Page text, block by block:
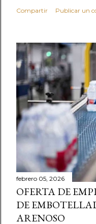
Compartir Publicar un
febrero 05, 2026
OFERTA DE
DE
ARENOSO